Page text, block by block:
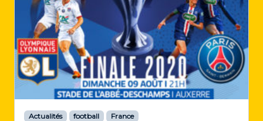
Actualités football France